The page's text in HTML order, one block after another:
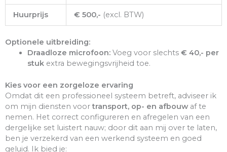
Huurprijs € 500,- (excl. BTW)
Optionele uitbreiding:
Draadloze microfoon:Voeg voor slechts € 40,- per
stukextra bewegingsvrijheid toe.
Kies voor een zorgeloze ervaring
Omdat dit een professioneel systeem betreft, adviseer ik
om mijn diensten voortransport, op- en afbouw af te
nemen. Het correct configureren en afregelen van een
dergelijke set luistert nauw; door dit aan mij over te laten,
ben je verzekerd van een werkend systeem en goed
geluid. Ik bied je: